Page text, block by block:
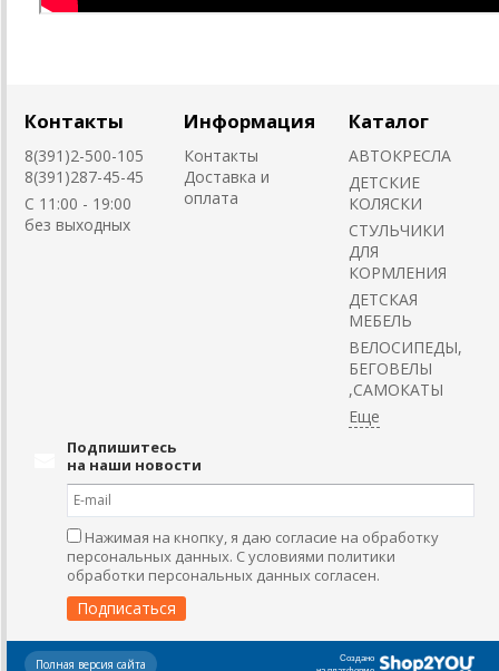
Контакты
8(391)2-500-105
8(391)287-45-45
C 11:00 - 19:00
без выходных
Информация
Контакты
Доставка и
оплата
Каталог
АВТОКРЕСЛА
ДЕТСКИЕ
КОЛЯСКИ
CТУЛЬЧИКИ
ДЛЯ
КОРМЛЕНИЯ
ДЕТСКАЯ
МЕБЕЛЬ
ВЕЛОСИПЕДЫ,
БЕГОВЕЛЫ
,САМОКАТЫ
Подпишитесь
на наши новости
Нажимая на кнопку, я даю согласие на обработку
персональных данных. С условиями политики
обработки персональных данных согласен.
Создано
Полная версия сайта